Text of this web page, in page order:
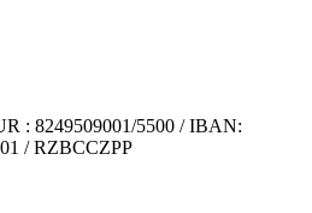
: 8249509001/5500 / IBAN:
/ RZBCCZPP